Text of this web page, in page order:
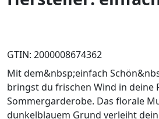
GTIN: 2000008674362
Mit dem&nbsp;einfach
bringst du frischen Wind in deine
Sommergarderobe. Das florale
dunkelblauem Grund verleiht